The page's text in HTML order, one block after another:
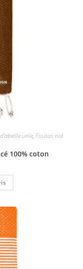
unie, Foutas nid
100% coton